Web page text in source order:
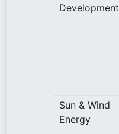
Development
Sun & Wind
Energy